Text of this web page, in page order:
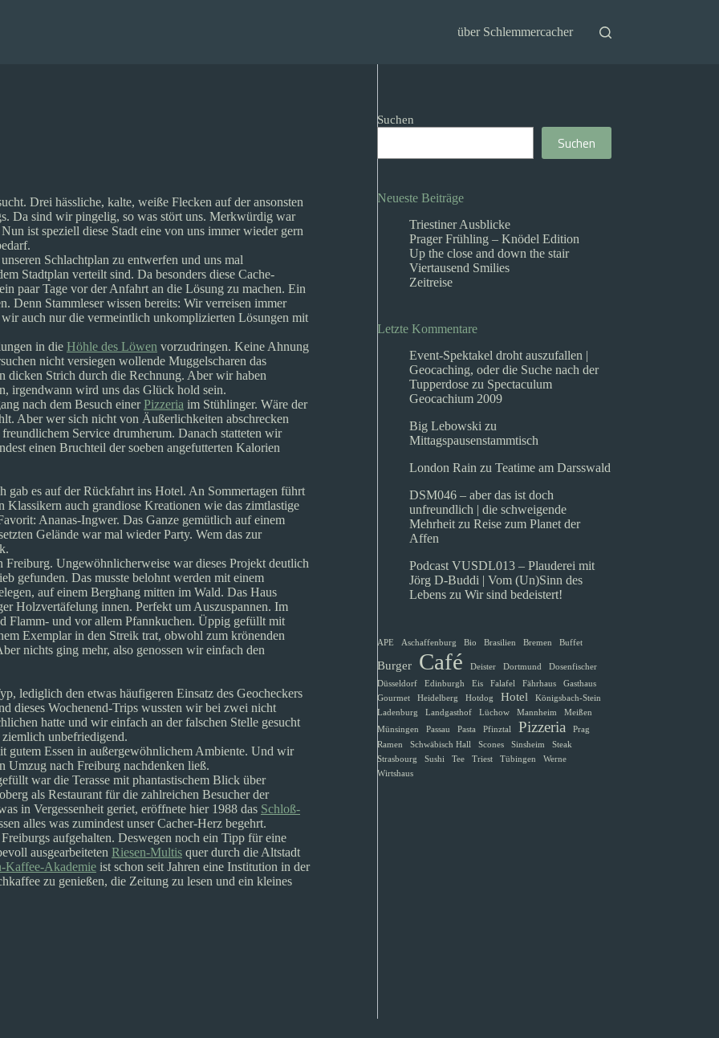
über Schlemmercacher
Drei hässliche, kalte, weiße Flecken auf der ansonsten
Da sind wir pingelig, so was stört uns. Merkwürdig war
ist speziell diese Stadt eine von uns immer wieder gern
Schlachtplan zu entwerfen und uns mal
Stadtplan verteilt sind. Da besonders diese Cache-
paar Tage vor der Anfahrt an die Lösung zu machen. Ein
Denn Stammleser wissen bereits: Wir verreisen immer
auch nur die vermeintlich unkomplizierten Lösungen mit
in die Höhle des Löwen vorzudringen. Keine Ahnung
nicht versiegen wollende Muggelscharen das
dicken Strich durch die Rechnung. Aber wir haben
irgendwann wird uns das Glück hold sein.
nach dem Besuch einerPizzeria im Stühlinger. Wäre der
Aber wer sich nicht von Äußerlichkeiten abschrecken
Service drumherum. Danach statteten wir
einen Bruchteil der soeben angefutterten Kalorien
es auf der Rückfahrt ins Hotel. An Sommertagen führt
auch grandiose Kreationen wie das zimtlastige
Ananas-Ingwer. Das Ganze gemütlich auf einem
Gelände war mal wieder Party. Wem das zur
Ungewöhnlicherweise war dieses Projekt deutlich
gefunden. Das musste belohnt werden mit einem
auf einem Berghang mitten im Wald. Das Haus
Holzvertäfelung innen. Perfekt um Auszuspannen. Im
Flamm- und vor allem Pfannkuchen. Üppig gefüllt mit
Exemplar in den Streik trat, obwohl zum krönenden
nichts ging mehr, also genossen wir einfach den
lediglich den etwas häufigeren Einsatz des Geocheckers
dieses Wochenend-Trips wussten wir bei zwei nicht
hatte und wir einfach an der falschen Stelle gesucht
unbefriedigend.
gutem Essen in außergewöhnlichem Ambiente. Und wir
Umzug nach Freiburg nachdenken ließ.
war die Terasse mit phantastischem Blick über
als Restaurant für die zahlreichen Besucher der
in Vergessenheit geriet, eröffnete hier 1988 das Schloß-
alles was zumindest unser Cacher-Herz begehrt.
aufgehalten. Deswegen noch ein Tipp für eine
ausgearbeiteten Riesen-Multis quer durch die Altstadt
Kaffee-Akademie ist schon seit Jahren eine Institution in der
zu genießen, die Zeitung zu lesen und ein kleines
Suchen
Suchen
Neueste Beiträge
Triestiner Ausblicke
Prager Frühling – Knödel Edition
Up the close and down the stair
Viertausend Smilies
Zeitreise
Letzte Kommentare
Event-Spektakel droht auszufallen |
Geocaching, oder die Suche nach der
Tupperdose zu Spectaculum
Geocachium 2009
Big Lebowski zu
Mittagspausenstammtisch
London Rain zuTeatime am Darsswald
DSM046 – aber das ist doch
unfreundlich | die schweigende
Mehrheit zuReise zum Planet der
Affen
Podcast VUSDL013 – Plauderei mit
Jörg D-Buddi | Vom (Un)Sinn des
Lebens zuWir sind bedeistert!
APE Aschaffenburg Bio Brasilien Bremen Buffet
Burger Café Deister Dortmund
Dosenfischer
Düsseldorf
Edinburgh Eis Falafel Fährhaus
Gasthaus
Gourmet
Heidelberg Hotdog Hotel
Königsbach-Stein
Ladenburg
Landgasthof Lüchow Mannheim
Meißen
Münsingen
Passau Pasta Pfinztal Pizzeria
Prag
Ramen
Schwäbisch Hall Scones Sinsheim
Steak
Strasbourg
Sushi Tee Triest Tübingen
Werne
Wirtshaus